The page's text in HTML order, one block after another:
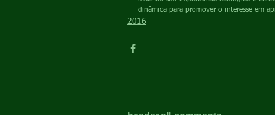
dinâmica para promover o interesse em
2016